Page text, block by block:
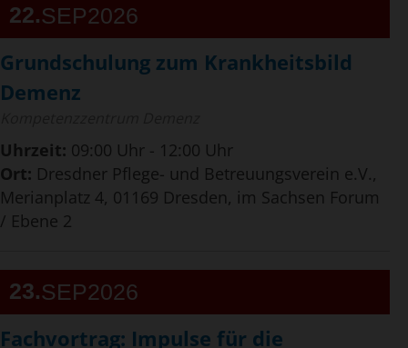
22 SEP2026
Grundschulung zum Krankheitsbild
Demenz
Uhrzeit: 09:00 Uhr - 12:00 Uhr
Ort: Dresdner Pflege- und Betreuungsverein e.V.,
Merianplatz 4, 01169 Dresden, im Sachsen Forum
/ Ebene 2
23 SEP2026
Fachvortrag: Impulse für die